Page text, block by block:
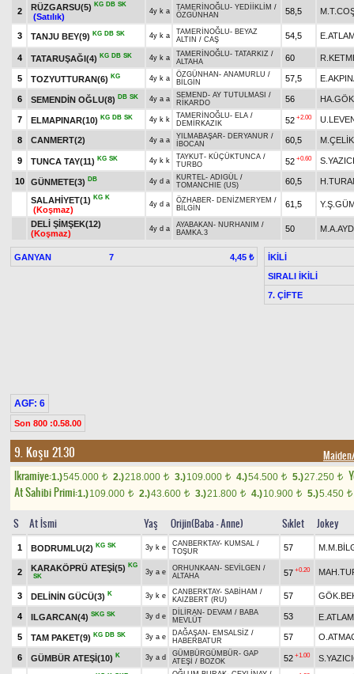
2 RÜZGARSU(5) KG DB SK
(Satılık)
4y k a TAMERİNOĞLU- YEDİİKLİM /
ÖZGÜNHAN
58,5
3 TANJU BEY(9) KG DB SK 4y k a TAMERİNOĞLU- BEYAZ
ALTIN / CAŞ 54,5
4 TATARUŞAĞI(4) KG DB SK 4y k a TAMERİNOĞLU- TATARKIZ /
ALTAHA
60
5 TOZYUTTURAN(6) KG 4y k a ÖZGÜNHAN - ANAMURLU /
BİLGİN
57,5
6 SEMENDİN OĞLU(8) DB SK 4y a a SEMEND- AY TUTULMASI /
RİKARDO
56
7 ELMAPINAR(10) KG DB SK 4y k k TAMERİNOĞLU- ELA /
DEMİRKAZIK
52 +2.00
8 CANMERT(2) 4y a a YILMABAŞAR- DERYANUR /
İBOCAN
60,5 M.ÇELİK
9 TUNCA TAY(11) KG SK 4y k k TAYKUT- KÜÇÜKTUNCA /
TURBO
52 +0.60
10 GÜNMETE(3) DB 4y d a KURTEL- ADIGÜL /
TOMANCHIE (US)
60,5
SALAHİYET(1) KG K
(Koşmaz)
4y d a ÖZHABER- DENİZMERYEM /
BİLGİN
61,5
DELİ ŞİMŞEK(12)
(Koşmaz)
4y d a AYABAKAN - NURHANIM /
BAMKA.3
50
GANYAN 7 4,45 ₺
İKİLİ
SIRALI İKİLİ
7. ÇİFTE
AGF: 6
Son 800 :0.58.00
9. Koşu 21.30
Ikramiye:1.)545.000 t 2.)218.000 t 3.)109.000 t 4.)54.500 t 5.)27.250 t
At Sahibi Primi:1.)109.000 t 2.)43.600 t 3.)21.800 t 4.)10.900 t 5.)5.450 t
S At İsmi Yaş Orijin(Baba - Anne) Sıklet Jokey
1 BODRUMLU(2) KG SK 3y k e CANBERKTAY- KUMSAL /
TOŞUR
57
2 KARAKÖPRÜ ATEŞİ(5) KG
SK
3y a e ORHUNKAAN - SEVİLGEN /
ALTAHA
57 +0.20
3 DELİNİN GÜCÜ(3) K 3y k e CANBERKTAY- SABİHAM /
KAIZBERT (RU)
57
4 ILGARCAN(4) SKG SK 3y d e DİLİRAN - DEVAM / BABA
MEVLÜT
53
5 TAM PAKET(9) KG DB SK 3y a e DAĞAŞAN - EMSALSİZ /
HABERBATUR
57
6 GÜMBÜR ATEŞİ(10) K 3y a d GÜMBÜRGÜMBÜR- GAP
ATEŞİ / BOZOK 52 +1.00